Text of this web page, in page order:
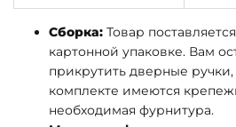
Сборка: Товар
картонной упаковке. Вам
прикрутить дверные
комплекте имеются
необходимая фурнитура.